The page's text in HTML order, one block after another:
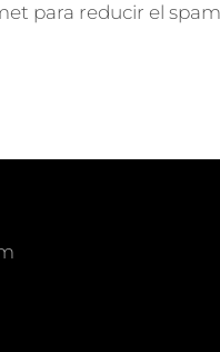
para reducir el